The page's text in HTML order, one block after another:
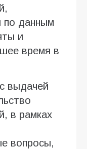
по данным
и
время в
выдачей
в рамках
вопросы,